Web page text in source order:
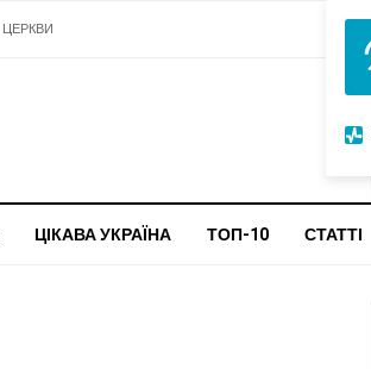
ЦЕРКВИ
ЦІКАВА УКРАЇНА ТОП-10 СТАТТІ